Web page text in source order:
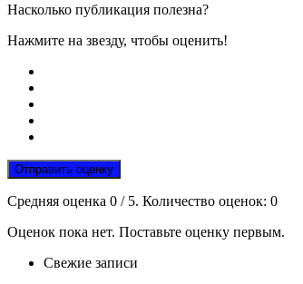
Насколько публикация полезна?
Нажмите на звезду, чтобы оценить!
Отправить оценку
Средняя оценка 0 / 5. Количество оценок: 0
Оценок пока нет. Поставьте оценку первым.
Свежие записи